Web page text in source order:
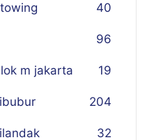
40
96
m jakarta 19
204
32